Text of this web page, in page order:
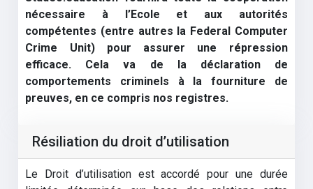
nécessaire à l’Ecole et aux autorités
compétentes (entre autres la Federal Computer
Crime Unit) pour assurer une répression
efficace. Cela va de la déclaration de
comportements criminels à la fourniture de
preuves, en ce compris nos registres.
Résiliation du droit d’utilisation
Le Droit d’utilisation est accordé pour une durée